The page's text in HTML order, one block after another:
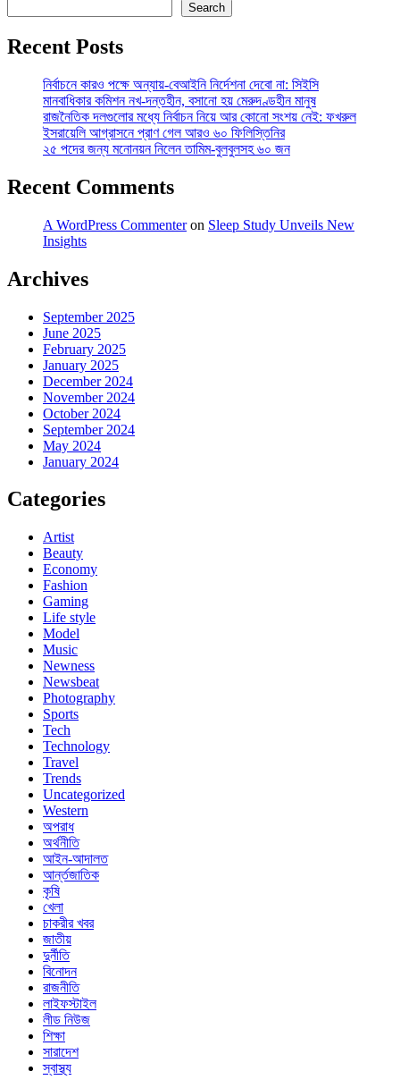
Search
Recent Posts
নির্বাচনে কারও পক্ষে অন্যায়-বেআইনি নির্দেশনা দেবো না: সিইসি
মানবাধিকার কমিশন নখ-দন্তহীন, বসানো হয় মেরুদণ্ডহীন মানুষ
রাজনৈতিক দলগুলোর মধ্যে নির্বাচন নিয়ে আর কোনো সংশয় নেই: ফখরুল
ইসরায়েলি আগ্রাসনে প্রাণ গেল আরও ৬০ ফিলিস্তিনির
২৫ পদের জন্য মনোনয়ন নিলেন তামিম-বুলবুলসহ ৬০ জন
Recent Comments
A WordPress Commenteron Sleep Study Unveils New
Insights
Archives
September 2025
June 2025
February 2025
January 2025
December 2024
November 2024
October 2024
September 2024
May 2024
January 2024
Categories
Artist
Beauty
Economy
Fashion
Gaming
Life style
Model
Music
Newness
Newsbeat
Photography
Sports
Tech
Technology
Travel
Trends
Uncategorized
Western
অপরাধ
অর্থনীতি
আইন-আদালত
আর্ন্তজাতিক
কৃষি
খেলা
চাকরীর খবর
জাতীয়
দুর্নীতি
বিনোদন
রাজনীতি
লাইফস্টাইল
লীড নিউজ
শিক্ষা
সারাদেশ
স্বাস্থ্য